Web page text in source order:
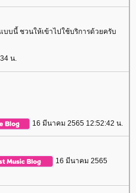
บบนี้ ชวนให้เข้าไปใช้บริการด้วยครับ
น.
16 มีนาคม 2565 12:52:42 น.
16 มีนาคม 2565